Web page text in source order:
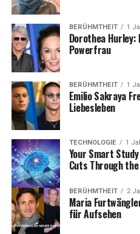
BERÜHMTHEIT 1
Dorothea Hurley:
Powerfrau
BERÜHMTHEIT 1
Emilio Sakraya
Liebesleben
TECHNOLOGIE 1
Your Smart
Cuts Through
BERÜHMTHEIT 2
Maria
für Aufsehen